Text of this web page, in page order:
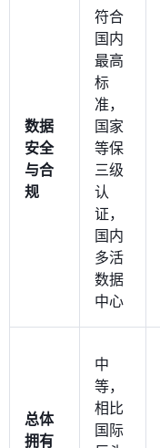
数据
安全
与合
规
符合
国内
最高
标
准，
国家
等保
三级
认
证，
国内
多活
数据
中心
总体
拥有
中
等，
相比
国际